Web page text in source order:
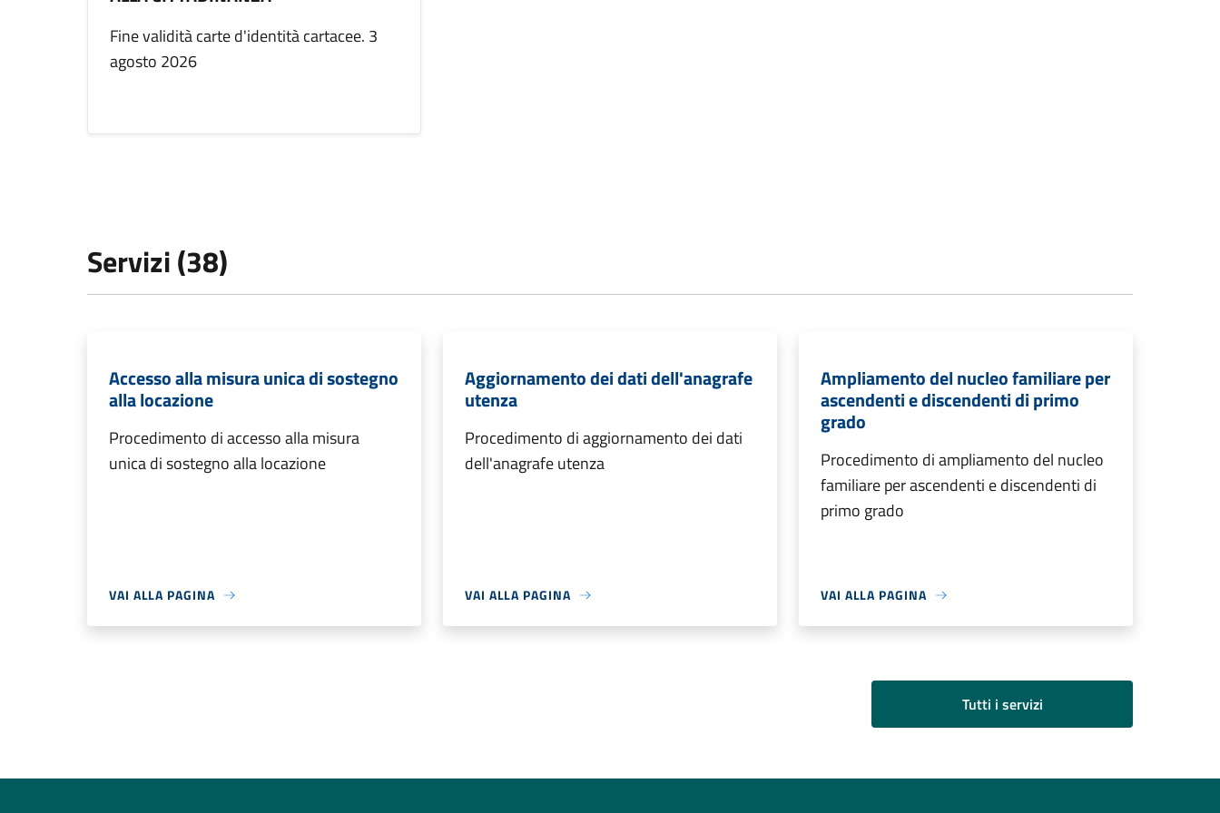
Fine validità carte d'identità cartacee. 3
agosto 2026
Servizi (38)
Accesso alla misura unica di sostegno
alla locazione
Procedimento di accesso alla misura
unica di sostegno alla locazione
VAI ALLA PAGINA
Aggiornamento dei dati dell'anagrafe
utenza
Procedimento di aggiornamento dei dati
dell'anagrafe utenza
VAI ALLA PAGINA
Ampliamento del nucleo familiare per
ascendenti e discendenti di primo
grado
Procedimento di ampliamento del nucleo
familiare per ascendenti e discendenti di
primo grado
VAI ALLA PAGINA
Tutti i servizi